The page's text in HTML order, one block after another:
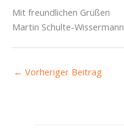
Mit freundlichen Grüßen
Martin Schulte-Wissermann
← Vorheriger Beitrag